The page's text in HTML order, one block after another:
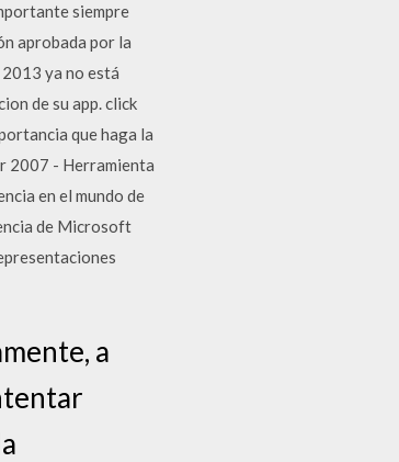
siempre
aprobada por la
ya no está
de su app. click
que haga la
2007 - Herramienta
en el mundo de
de Microsoft
a